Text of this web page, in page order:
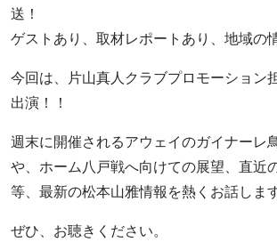
送！
ゲストあり、取材レポートあり、地域の
今回は、片山真人クラブプロモーション
出演！！
週末に開催されるアウェイのガイナーレ
や、ホーム八戸戦へ向けての展望、直近
等、最新の松本山雅情報を熱くお話しま
ぜひ、お聴きください。